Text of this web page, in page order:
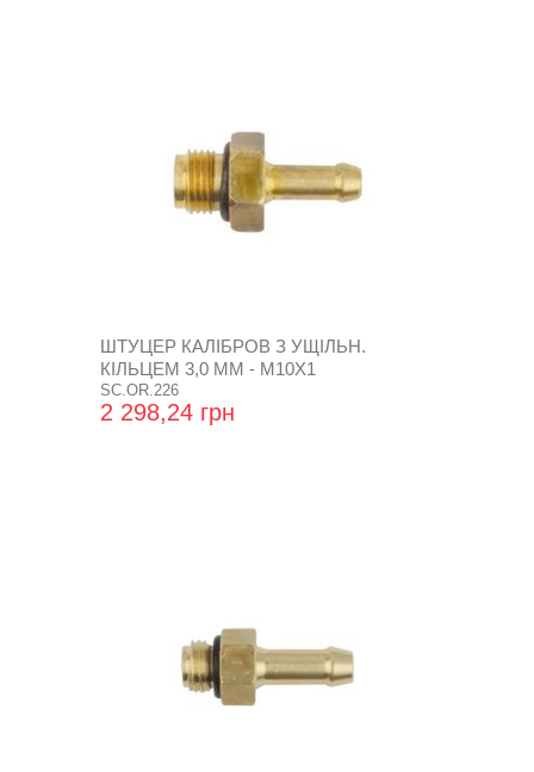
ШТУЦЕР КАЛІБРОВ З УЩІЛЬН.
КІЛЬЦЕМ 3,0 ММ - М10Х1
SC.OR.226
2 298,24 грн